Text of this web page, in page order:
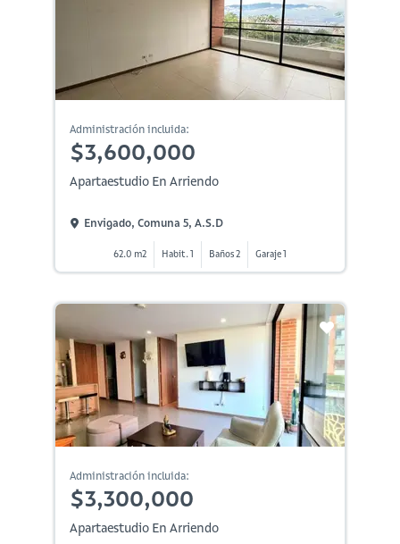
Administración incluida:
$3,600,000
Apartaestudio En Arriendo
Envigado, Comuna 5, A.s.d
62.0 m2 Habit. 1 Baños 2 Garaje 1
Administración incluida:
$3,300,000
Apartaestudio En Arriendo